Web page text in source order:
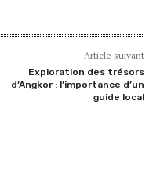
Article suivant
Exploration des trésors
d’Angkor : l’importance d’un
guide local